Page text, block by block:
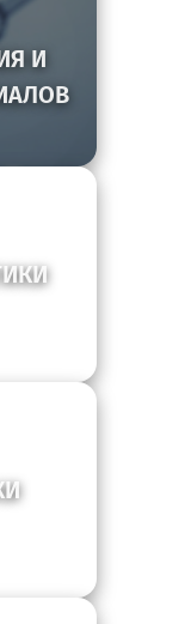
И